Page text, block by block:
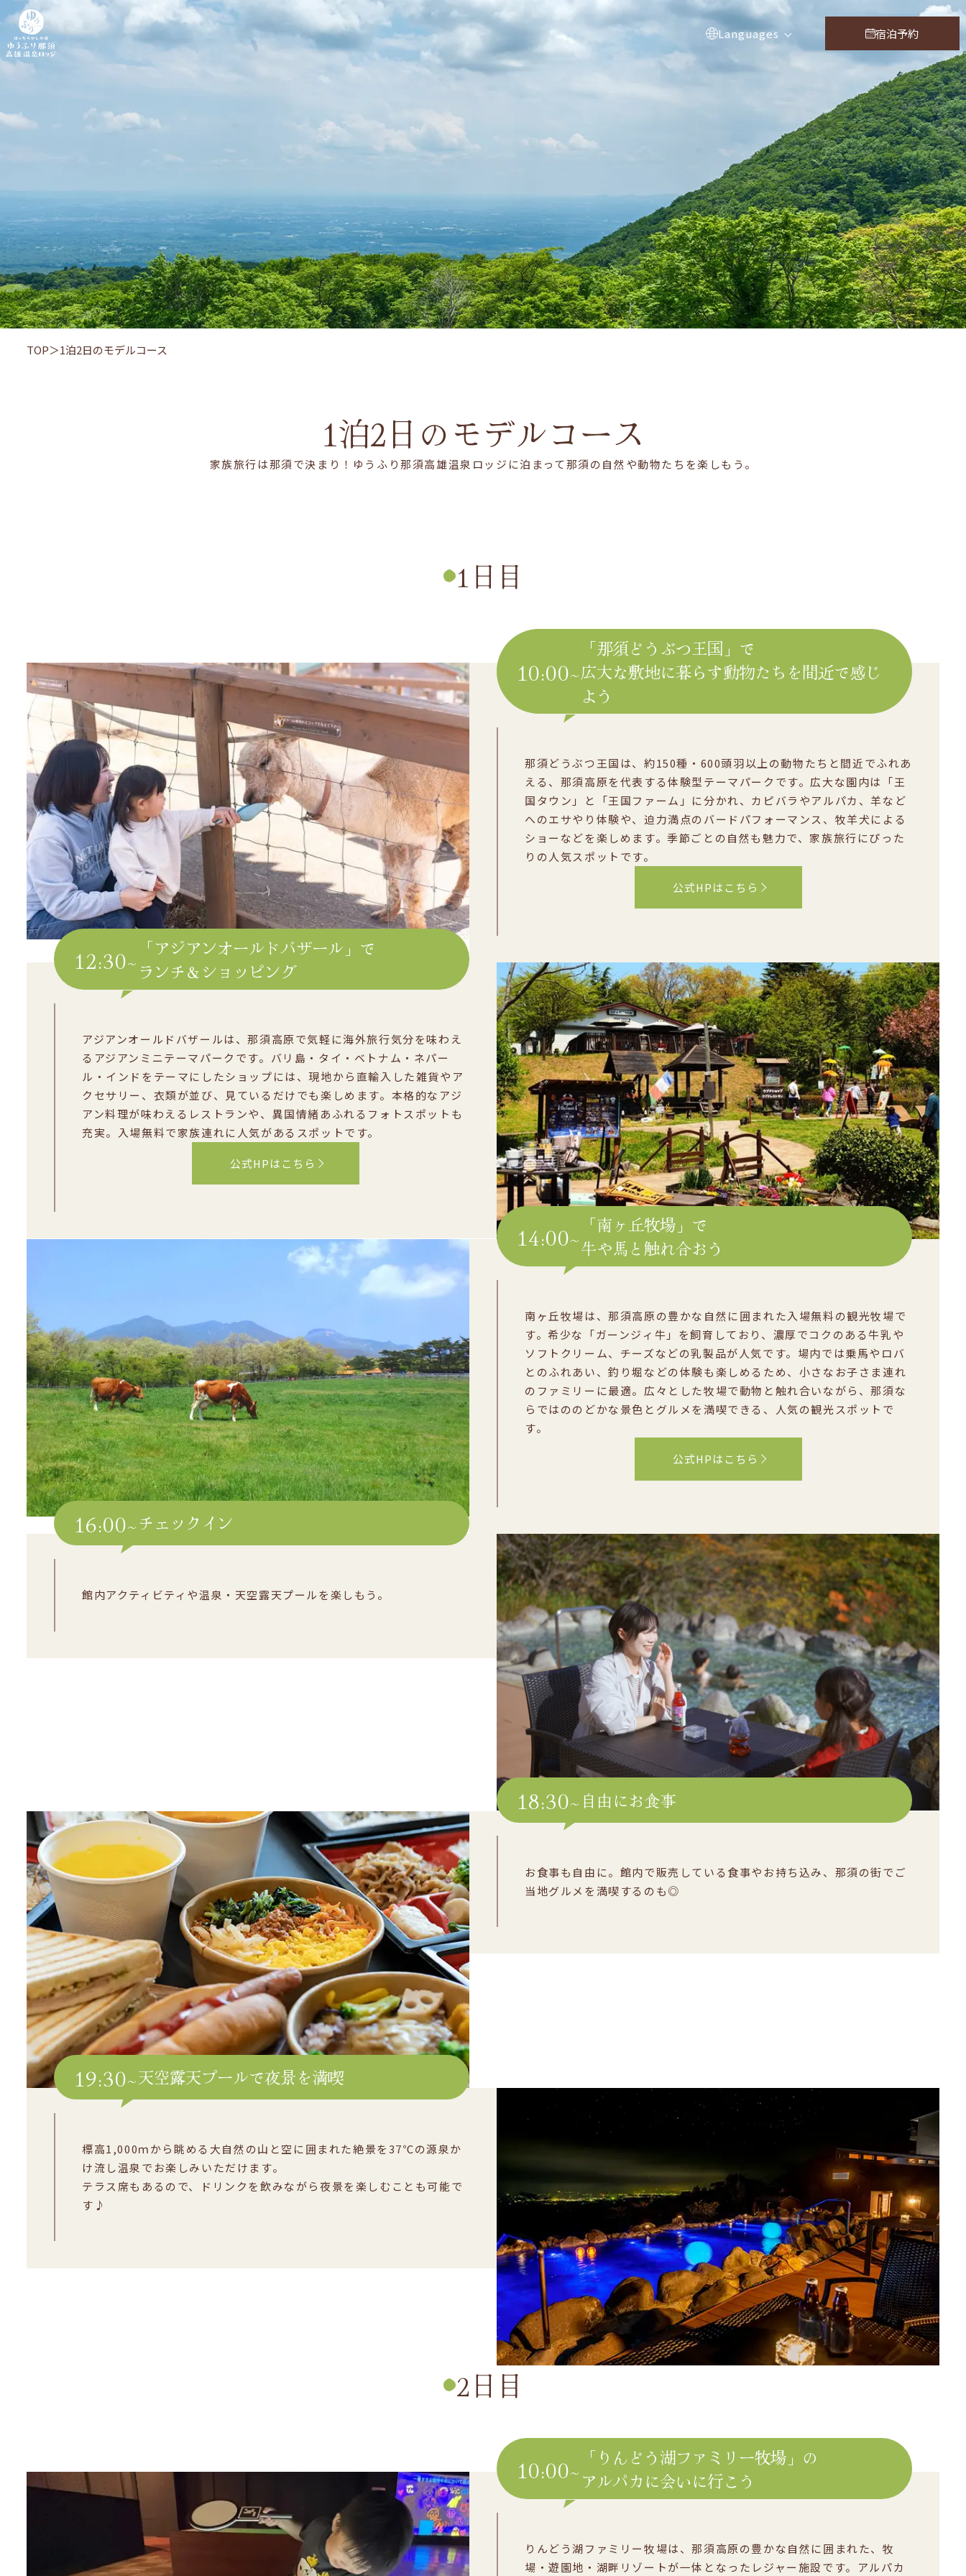
Languages 宿泊予約
TOP 1泊2日のモデルコース
1泊2日のモデルコース
家族旅行は那須で決まり！ゆうふり那須高雄温泉ロッジに泊まって那須の自然や動物たちを楽しもう。
1日目
10:00~
「那須どうぶつ王国」で
広大な敷地に暮らす動物たちを間近で感じ
よう
那須どうぶつ王国は、約150種・600頭羽以上の動物たちと間近でふれあ
える、那須高原を代表する体験型テーマパークです。広大な園内は「王
国タウン」と「王国ファーム」に分かれ、カピバラやアルパカ、羊など
へのエサやり体験や、迫力満点のバードパフォーマンス、牧羊犬による
ショーなどを楽しめます。季節ごとの自然も魅力で、家族旅行にぴった
りの人気スポットです。
公式HPはこちら
12:30~ 「アジアンオールドバザール」で
ランチ＆ショッピング
アジアンオールドバザールは、那須高原で気軽に海外旅行気分を味わえ
るアジアンミニテーマパークです。バリ島・タイ・ベトナム・ネパー
ル・インドをテーマにしたショップには、現地から直輸入した雑貨やア
クセサリー、衣類が並び、見ているだけでも楽しめます。本格的なアジ
アン料理が味わえるレストランや、異国情緒あふれるフォトスポットも
充実。入場無料で家族連れに人気があるスポットです。
公式HPはこちら
14:00~ 「南ヶ丘牧場」で
牛や馬と触れ合おう
南ヶ丘牧場は、那須高原の豊かな自然に囲まれた入場無料の観光牧場で
す。希少な「ガーンジィ牛」を飼育しており、濃厚でコクのある牛乳や
ソフトクリーム、チーズなどの乳製品が人気です。場内では乗馬やロバ
とのふれあい、釣り堀などの体験も楽しめるため、小さなお子さま連れ
のファミリーに最適。広々とした牧場で動物と触れ合いながら、那須な
らではののどかな景色とグルメを満喫できる、人気の観光スポットで
す。
公式HPはこちら
16:00~チェックイン
館内アクティビティや温泉・天空露天プールを楽しもう。
18:30~ 自由にお食事
お食事も自由に。館内で販売している食事やお持ち込み、那須の街でご
当地グルメを満喫するのも◎
19:30~天空露天プールで夜景を満喫
標高1,000ｍから眺める大自然の山と空に囲まれた絶景を37℃の源泉か
け流し温泉でお楽しみいただけます。
テラス席もあるので、ドリンクを飲みながら夜景を楽しむことも可能で
す♪
2日目
10:00~ 「りんどう湖ファミリー牧場」の
アルパカに会いに行こう
りんどう湖ファミリー牧場は、那須高原の豊かな自然に囲まれた、牧
場・遊園地・湖畔リゾートが一体となったレジャー施設です。アルパカ